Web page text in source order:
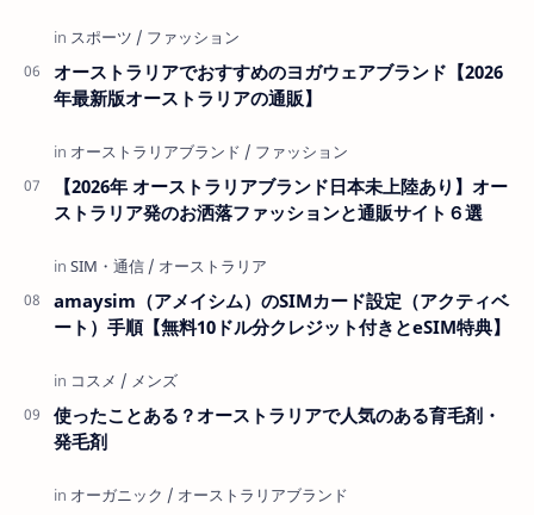
オーストラリアでおすすめのヨガウェアブランド【2026
年最新版オーストラリアの通販】
【2026年 オーストラリアブランド日本未上陸あり】オー
ストラリア発のお洒落ファッションと通販サイト６選
amaysim（アメイシム）のSIMカード設定（アクティベ
ート）手順【無料10ドル分クレジット付きとeSIM特典】
使ったことある？オーストラリアで人気のある育毛剤・
発毛剤